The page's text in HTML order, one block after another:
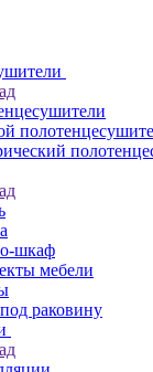
шкаф
мебели
раковину